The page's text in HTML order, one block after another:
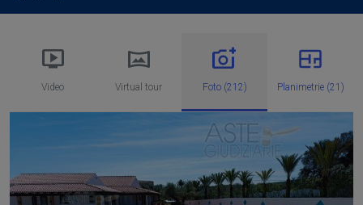
Video Virtual tour Foto (212) Planimetrie (21)